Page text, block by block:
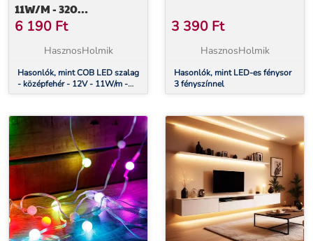
11W/M - 320
LED/MÉTER - 5 M /
CSOMAG
6 190 Ft
HasznosHolmik
Hasonlók, mint COB LED szalag
- középfehér - 12V - 11W/m -
320 LED/méter - 5 m / csomag
3 390 Ft
HasznosHolmik
Hasonlók, mint LED-es fénysor
3 fényszínnel